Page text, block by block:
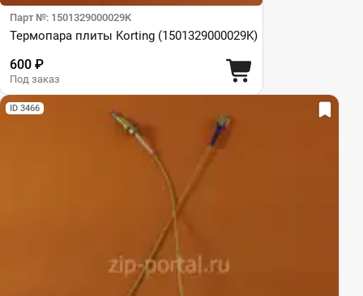
Парт №: 1501329000029K
Термопара плиты Korting (1501329000029K)
600 ₽
Под заказ
ID 3466